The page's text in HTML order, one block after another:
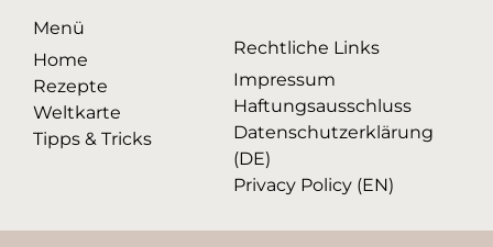
Menü
Home
Rezepte
Weltkarte
Tipps & Tricks
Rechtliche Links
Impressum
Haftungsausschluss
Datenschutzerklärung
(DE)
Privacy Policy (EN)